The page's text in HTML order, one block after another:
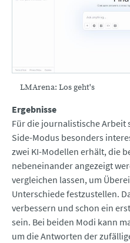
LMArena: Los geht's
Ergebnisse
Für die journalistische Arbeit
Side-Modus besonders
zwei KI-Modellen erhält, die
nebeneinander angezeigt
vergleichen lassen, um
Unterschiede festzustellen.
verbessern und schon ein
sein. Bei beiden Modi kann
um die Antworten der